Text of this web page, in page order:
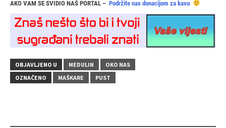
AKO VAM SE SVIDIO NAŠ PORTAL – Podržite nas donacijom za kavu
OBJAVLJENO U MEDULIN
OKO NAS
OZNAČENO
MAŠKARE PUST